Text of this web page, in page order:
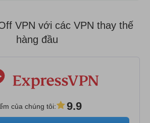
VPN với các VPN thay thế
hàng đầu
của chúng tôi: 9.9